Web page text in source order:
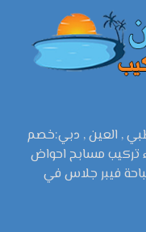
, العين , دبي:خصم
تركيب مسابح احواض
فيبر جلاس في